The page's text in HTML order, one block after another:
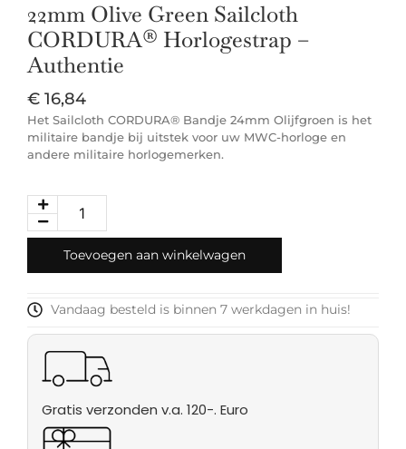
22mm Olive Green Sailcloth
CORDURA® Horlogestrap –
Authentie
€ 16,84
Het Sailcloth CORDURA® Bandje 24mm Olijfgroen is het
militaire bandje bij uitstek voor uw MWC-horloge en
andere militaire horlogemerken.
Toevoegen aan winkelwagen
Vandaag besteld is binnen 7 werkdagen in huis!
Gratis verzonden v.a. 120-. Euro